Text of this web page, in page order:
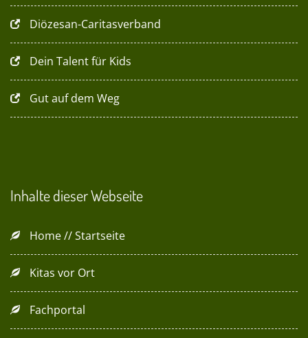
Diözesan-Caritasverband
Dein Talent für Kids
Gut auf dem Weg
Inhalte dieser Webseite
Home // Startseite
Kitas vor Ort
Fachportal